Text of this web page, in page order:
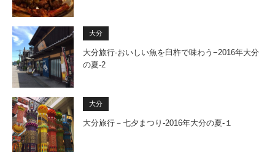
大分
大分旅行-おいしい魚を臼杵で味わう−2016年大分
の夏-2
大分
大分旅行－七夕まつり-2016年大分の夏-１